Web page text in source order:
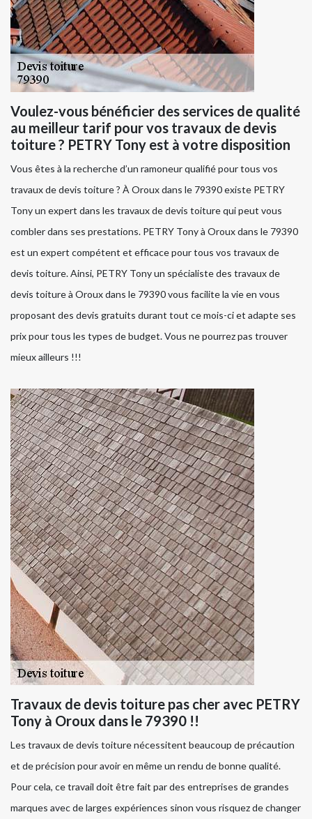
Voulez-vous bénéficier des services de qualité
au meilleur tarif pour vos travaux de devis
toiture ? PETRY Tony est à votre disposition
Vous êtes à la recherche d’un ramoneur qualifié pour tous vos
travaux de devis toiture ? À Oroux dans le 79390 existe PETRY
Tony un expert dans les travaux de devis toiture qui peut vous
combler dans ses prestations. PETRY Tony à Oroux dans le 79390
est un expert compétent et efficace pour tous vos travaux de
devis toiture. Ainsi, PETRY Tony un spécialiste des travaux de
devis toiture à Oroux dans le 79390 vous facilite la vie en vous
proposant des devis gratuits durant tout ce mois-ci et adapte ses
prix pour tous les types de budget. Vous ne pourrez pas trouver
mieux ailleurs !!!
Travaux de devis toiture pas cher avec PETRY
Tony à Oroux dans le 79390 !!
Les travaux de devis toiture nécessitent beaucoup de précaution
et de précision pour avoir en même un rendu de bonne qualité.
Pour cela, ce travail doit être fait par des entreprises de grandes
marques avec de larges expériences sinon vous risquez de changer